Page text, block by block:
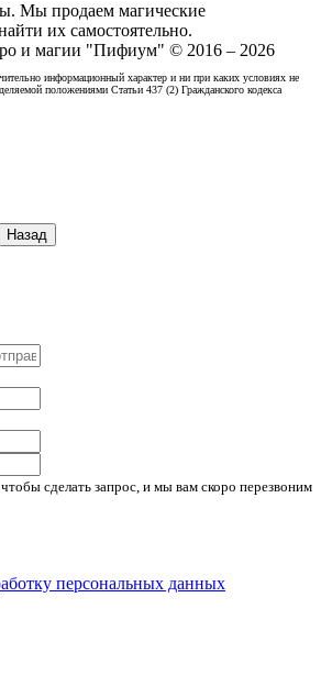
Мы продаем магические
их самостоятельно.
и магии "Пифиум" © 2016 – 2026
информационный характер и ни при каких условиях не
положениями Статьи 437 (2) Гражданского кодекса
Назад
сделать запрос, и мы вам скоро перезвоним
персональных данных